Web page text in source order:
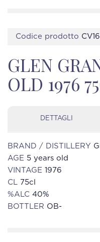
Codice prodotto
GLEN
OLD 1976
DETTAGLI
BRAND / DISTILLERY
AGE 5 years old
VINTAGE 1976
CL 75cl
%ALC 40%
BOTTLER OB-